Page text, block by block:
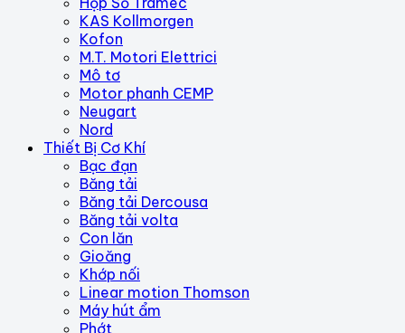
KAS Kollmorgen
Kofon
M.T. Motori Elettrici
Mô tơ
Motor phanh CEMP
Neugart
Nord
Thiết Bị Cơ Khí
Bạc đạn
Băng tải
Băng tải Dercousa
Băng tải volta
Con lăn
Gioăng
Khớp nối
Linear motion Thomson
Máy hút ẩm
Phớt